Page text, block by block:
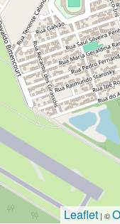
Leaflet | ©